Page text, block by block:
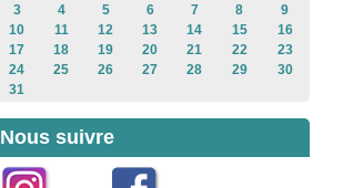
3
4 5 6 7 8
9
10
11 12 13 14 15
16
17
18 19 20 21 22
23
24
25 26 27 28 29
30
31
Nous suivre